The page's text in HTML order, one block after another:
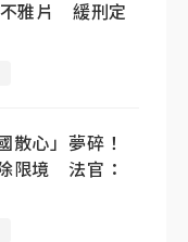
雅片 緩刑定
散心」夢碎！
限境 法官：